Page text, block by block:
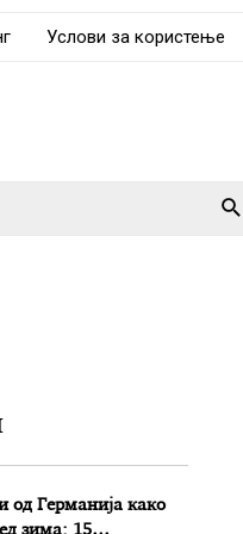
Услови за користење
од Германија како
зима: 15